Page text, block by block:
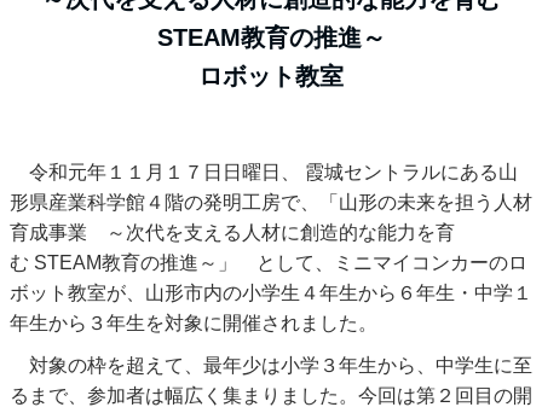
STEAM教育の推進～
ロボット教室
令和元年１１月１７日日曜日、 霞城セントラルにある山
形県産業科学館４階の発明工房で、「山形の未来を担う人材
育成事業 ～次代を支える人材に創造的な能力を育
む STEAM教育の推進～」 として、ミニマイコンカーのロ
ボット教室が、山形市内の小学生４年生から６年生・中学１
年生から３年生を対象に開催されました。
対象の枠を超えて、最年少は小学３年生から、中学生に至
るまで、参加者は幅広く集まりました。今回は第２回目の開